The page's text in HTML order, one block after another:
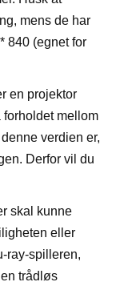
mens de har
840 (egnet for
en projektor
mellom
verdien er,
Derfor vil du
skal kunne
eller
ray-spilleren,
trådløs